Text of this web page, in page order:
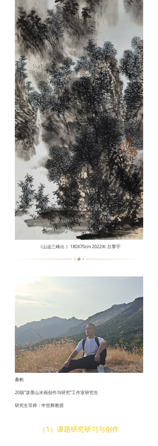
《山远三峰出 》 180X70cm 2022年 吕擎宇
桑豹
20级“泼墨山水画创作与研究”工作室研究生
研究生导师：申世辉教授
（1）课题研究研习与创作